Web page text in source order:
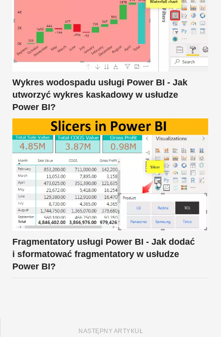
Wykres wodospadu usługi Power BI - Jak
utworzyć wykres kaskadowy w usłudze
Power BI?
Fragmentatory usługi Power BI - Jak dodać
i sformatować fragmentatory w usłudze
Power BI?
NASTĘPNY ARTYKUŁ